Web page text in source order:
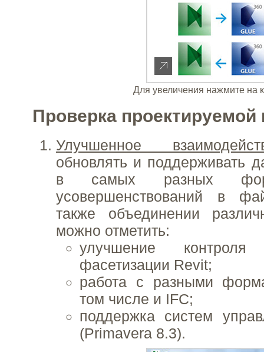
Для увеличения нажмите на
Проверка
Улучшенное
обновлять и поддерживать
в самых разных
усовершенствований в
также объединении
можно отметить:
улучшение контроля
фасетизации Revit;
работа с разными
том числе и IFC;
поддержка систем
(Primavera 8.3).